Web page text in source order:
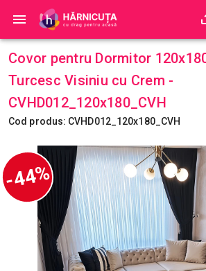
Covor pentru Dormitor
Turcesc Visiniu cu Crem -
CVHD012_120x180_CVH
Cod produs: CVHD012_120x180_CVH
-44%